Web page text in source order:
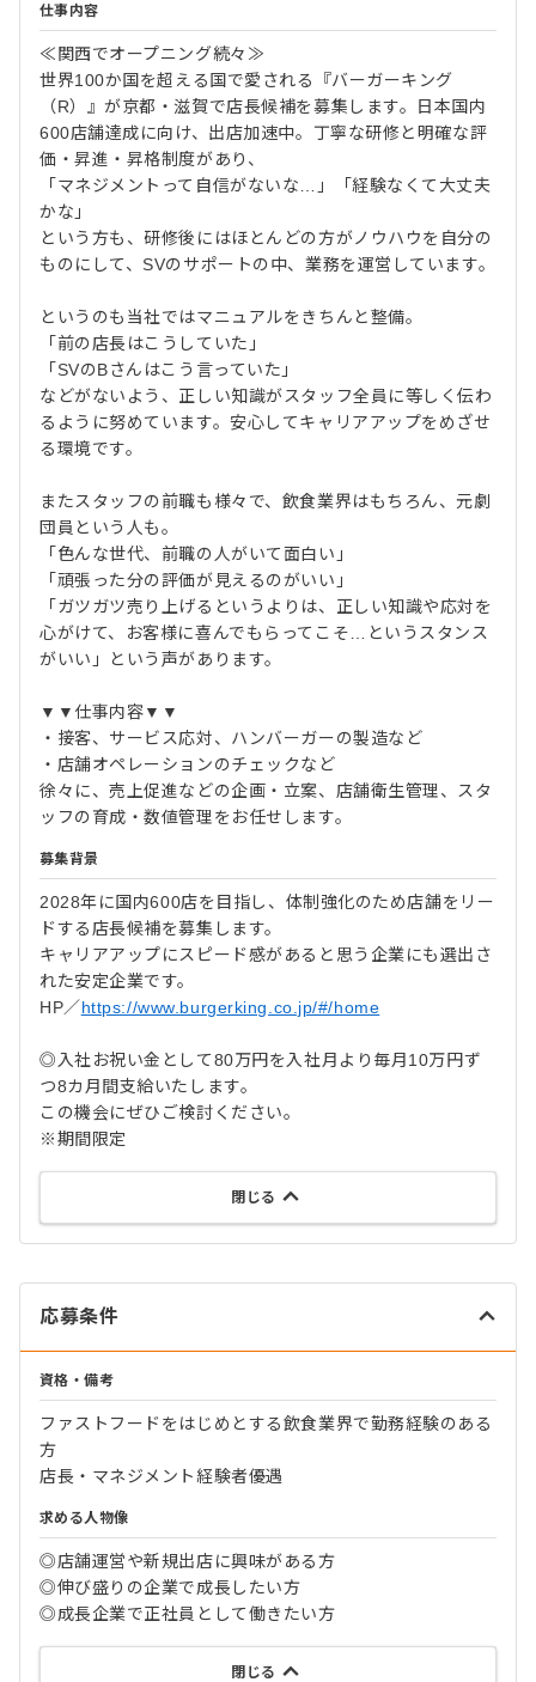
仕事内容
≪関西でオープニング続々≫
世界100か国を超える国で愛される『バーガーキング
（R）』が京都・滋賀で店長候補を募集します。日本国内
600店舗達成に向け、出店加速中。丁寧な研修と明確な評
価・昇進・昇格制度があり、
「マネジメントって自信がないな…」「経験なくて大丈夫
かな」
という方も、研修後にはほとんどの方がノウハウを自分の
ものにして、SVのサポートの中、業務を運営しています。
というのも当社ではマニュアルをきちんと整備。
「前の店長はこうしていた」
「SVのBさんはこう言っていた」
などがないよう、正しい知識がスタッフ全員に等しく伝わ
るように努めています。安心してキャリアアップをめざせ
る環境です。
またスタッフの前職も様々で、飲食業界はもちろん、元劇
団員という人も。
「色んな世代、前職の人がいて面白い」
「頑張った分の評価が見えるのがいい」
「ガツガツ売り上げるというよりは、正しい知識や応対を
心がけて、お客様に喜んでもらってこそ…というスタンス
がいい」という声があります。
▼▼仕事内容▼▼
・接客、サービス応対、ハンバーガーの製造など
・店舗オペレーションのチェックなど
徐々に、売上促進などの企画・立案、店舗衛生管理、スタ
ッフの育成・数値管理をお任せします。
募集背景
2028年に国内600店を目指し、体制強化のため店舗をリー
ドする店長候補を募集します。
キャリアアップにスピード感があると思う企業にも選出さ
れた安定企業です。
HP／https://www.burgerking.co.jp/#/home
◎入社お祝い金として80万円を入社月より毎月10万円ず
つ8カ月間支給いたします。
この機会にぜひご検討ください。
※期間限定
閉じる
応募条件
資格・備考
ファストフードをはじめとする飲食業界で勤務経験のある
方
店長・マネジメント経験者優遇
求める人物像
◎店舗運営や新規出店に興味がある方
◎伸び盛りの企業で成長したい方
◎成長企業で正社員として働きたい方
閉じる